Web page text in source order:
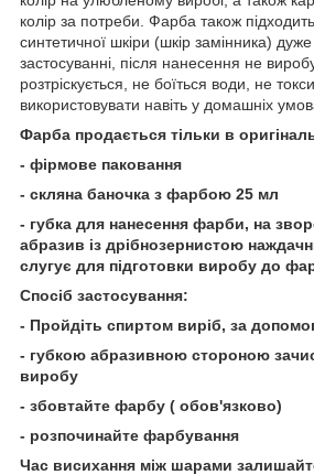
колір за потреби. Фарба також
синтетичної шкіри (шкір замінника)
застосуванні, після нанесення не
розтріскується, не боїться води, не
використовувати навіть у домашніх
Фарба продається тільки в
- фірмове паковання
- скляна баночка з фарбою 25 мл
- губка для нанесення фарби, на
абразив із дрібнозернистою
слугує для підготовки виробу до
Спосіб застосування:
- Пройдіть спиртом виріб, за
- губкою абразивною стороною
виробу
- збовтайте фарбу ( обов'язково)
- розпочинайте фарбування
Час висихання між шарами